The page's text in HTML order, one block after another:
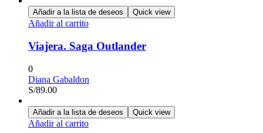
Añadir a la lista de deseos Quick view
Añadir al carrito
Viajera. Saga Outlander
0
Diana Gabaldon
S/89.00
Añadir a la lista de deseos Quick view
Añadir al carrito